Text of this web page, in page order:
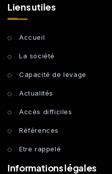
Liens utiles
Accueil
La société
Capacité de levage
Actualités
Accès difficiles
Références
Etre rappelé
Informations légales